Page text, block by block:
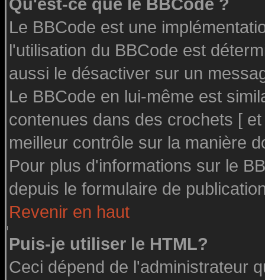
Qu'est-ce que le BBCode ?
Le BBCode est une
l'utilisation du BBCode est
aussi le désactiver sur un
Le BBCode en lui-même est
contenues dans des crochets [
meilleur contrôle sur la manière
Pour plus d'informations sur le
depuis le formulaire de
Revenir en haut
Puis-je utiliser le HTML?
Ceci dépend de l'administrateur